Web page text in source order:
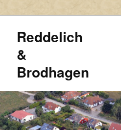
Reddelich
&
Brodhagen